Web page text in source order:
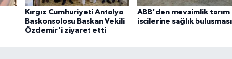
Kırgız Cumhuriyeti Antalya
Başkonsolosu Başkan Vekili
Özdemir'i ziyaret etti
ABB'den mevsimlik tarım
işçilerine sağlık buluşması